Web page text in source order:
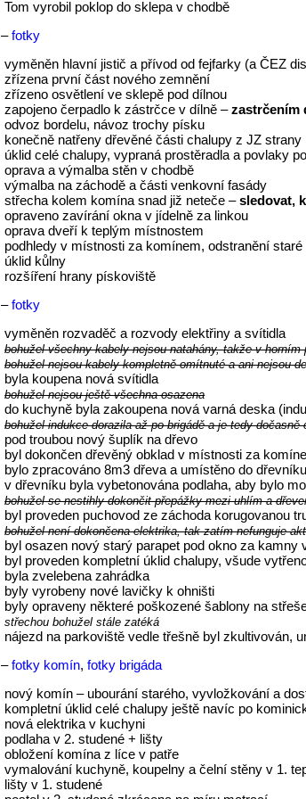
Tom vyrobil poklop do sklepa v chodbě
–fotky
vyměněn hlavní jistič a přívod od fejfarky (a ČEZ
zřízena první část nového zemnění
zřízeno osvětlení ve sklepě pod dílnou
zapojeno čerpadlo k zástrčce v dílně –zastrčením
odvoz bordelu, návoz trochy písku
konečně natřeny dřevěné části chalupy z JZ strany
úklid celé chalupy, vypraná prostěradla a povlaky
oprava a výmalba stěn v chodbě
výmalba na záchodě a části venkovní fasády
střecha kolem komína snad již neteče –sledovat,
opraveno zavírání okna v jídelně za linkou
oprava dveří k teplým místnostem
podhledy v místnosti za komínem, odstranění
úklid kůlny
rozšíření hrany pískoviště
–fotky
vyměněn rozvaděč a rozvody elektřiny a svítidla
bohužel všechny kabely nejsou natahány, takže v
bohužel nejsou kabely kompletně omítnuté a ani nejsou
byla koupena nová svítidla
bohužel nejsou ještě všechna osazena
do kuchyně byla zakoupena nová varná deska
bohužel indukce dorazila až po brigádě a je tedy dočasně
pod troubou nový šuplík na dřevo
byl dokončen dřevěný obklad v místnosti za
bylo zpracováno 8m3 dřeva a umístěno do
v dřevníku byla vybetonována podlaha, aby bylo
bohužel se nestihly dokončit přepážky mezi uhlím a
byl proveden puchovod ze záchoda korugovanou
bohužel není dokončena elektrika, tak zatím nefunguje
byl osazen nový starý parapet pod okno za kamny
byl proveden kompletní úklid chalupy, všude
byla zvelebena zahrádka
byly vyrobeny nové lavičky k ohništi
byly opraveny některé poškozené šablony na
střechou bohužel stále zatéká
nájezd na parkoviště vedle třešně byl zkultivován,
–fotky komín,fotky brigáda
nový komín – ubourání starého, vyvložkování a
kompletní úklid celé chalupy ještě navíc po
nová elektrika v kuchyni
podlaha v 2. studené + lišty
obložení komína z líce v patře
vymalování kuchyně, koupelny a čelní stěny v 1.
lišty v 1. studené